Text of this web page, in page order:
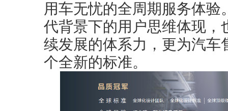
用车无忧的全周期服务体
代背景下的用户思维体现
续发展的体系力，更为汽
个全新的标准。